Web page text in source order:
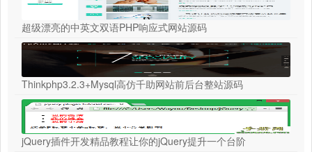
超级漂亮的中英文双语PHP响应式网站源码
Thinkphp3.2.3+Mysql高仿千助网站前后台整站源码
jQuery插件开发精品教程让你的jQuery提升一个台阶